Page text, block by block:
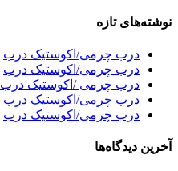
نوشته‌های تازه
درب چرمی/اکوستیک درب
درب چرمی/اکوستیک درب
درب چرمی /اکوستیک درب
درب چرمی/اکوستیک درب
درب چرمی/اکوستیک درب
آخرین دیدگاه‌ها